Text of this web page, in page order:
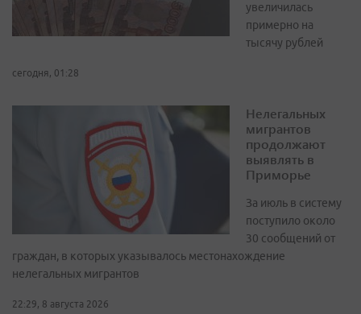
увеличилась
примерно на
тысячу рублей
сегодня, 01:28
Нелегальных
мигрантов
продолжают
выявлять в
Приморье
За июль в систему
поступило около
30 сообщений от
граждан, в которых указывалось местонахождение
нелегальных мигрантов
22:29, 8 августа 2026